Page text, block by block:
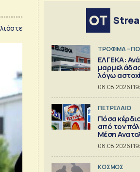
ΤΡΟΦΙΜΑ –
ΕΛΓΕΚΑ:
λόγω
γυάλινη
08.08.2026 |
ΠΕΤΡΕΛΑΙΟ
Πόσα
από τον
Μέση
08.08.2026 |
ΚΟΣΜΟΣ